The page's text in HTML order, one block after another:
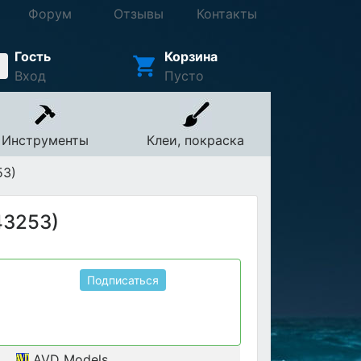
Форум Отзывы Контакты
Гость
Вход
Корзина
Пусто
Инструменты
Клеи, покраска
Подписаться